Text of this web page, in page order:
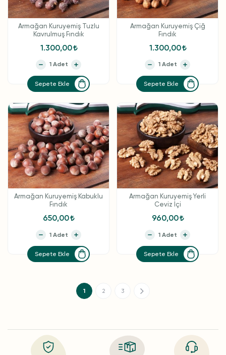
Armağan Kuruyemiş Tuzlu
Kavrulmuş Fındık
1.300,00
Sepete Ekle
Armağan Kuruyemiş Çiğ
Fındık
1.300,00
Sepete Ekle
Armağan Kuruyemiş Kabuklu
Fındık
650,00
Sepete Ekle
Armağan Kuruyemiş Yerli
Ceviz İçi
960,00
Sepete Ekle
1 2 3